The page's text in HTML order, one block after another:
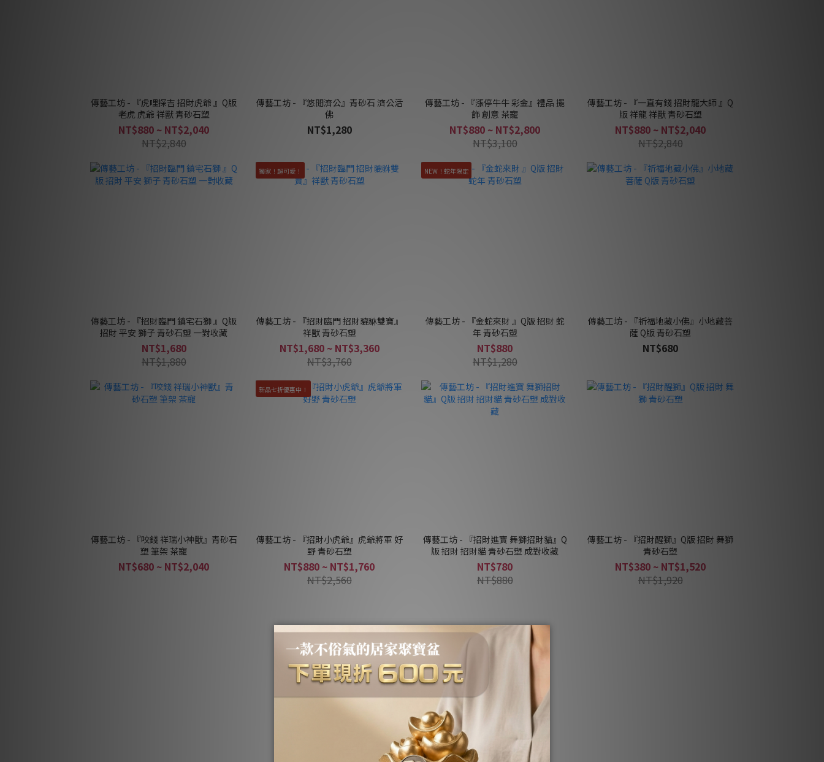
傳藝工坊 - 『虎哩探吉 招財虎爺 』Q版
老虎 虎爺 祥獸 青砂石塑
NT$880 ~ NT$2,040
NT$2,840
傳藝工坊 - 『悠閒濟公』青砂石 濟公活
佛
NT$1,280
傳藝工坊 - 『漲停牛牛 彩金』禮品 擺
飾 創意 茶寵
NT$880 ~ NT$2,800
NT$3,100
傳藝工坊 - 『一直有錢 招財龍大師 』Q
版 祥龍 祥獸 青砂石塑
NT$880 ~ NT$2,040
NT$2,840
傳藝工坊 - 『招財臨門 鎮宅石獅 』Q版
招財 平安 獅子 青砂石塑 一對收藏
NT$1,680
NT$1,880
獨家！超可愛！
傳藝工坊 - 『招財臨門 招財貔貅雙寶』
祥獸 青砂石塑
NT$1,680 ~ NT$3,360
NT$3,760
NEW！蛇年限定
傳藝工坊 - 『金蛇來財 』Q版 招財 蛇
年 青砂石塑
NT$880
NT$1,280
傳藝工坊 - 『祈福地藏小佛』小地藏菩
薩 Q版 青砂石塑
NT$680
傳藝工坊 - 『咬錢 祥瑞小神獸』青砂石
塑 筆架 茶寵
NT$680 ~ NT$2,040
新品七折優惠中！
傳藝工坊 - 『招財小虎爺』虎爺將軍 好
野 青砂石塑
NT$880 ~ NT$1,760
NT$2,560
傳藝工坊 - 『招財進寶 舞獅招財貓』Q
版 招財 招財貓 青砂石塑 成對收藏
NT$780
NT$880
傳藝工坊 - 『招財醒獅』Q版 招財 舞獅
青砂石塑
NT$380 ~ NT$1,520
NT$1,920
茶寵